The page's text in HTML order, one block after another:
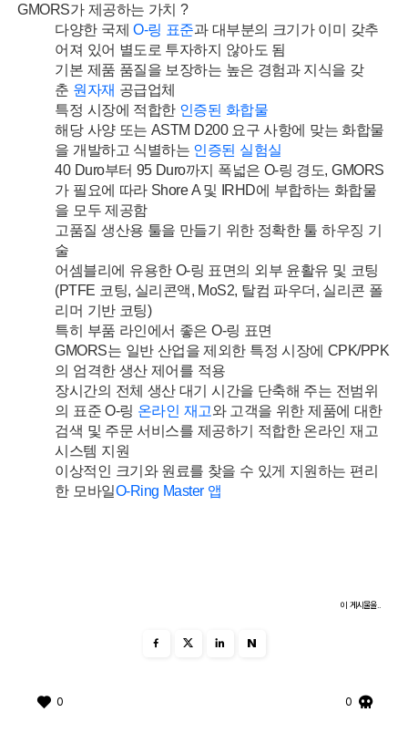
GMORS가 제공하는 가치 ?
다양한 국제O-링 표준과 대부분의 크기가 이미 갖추
어져 있어 별도로 투자하지 않아도 됨
기본 제품 품질을 보장하는 높은 경험과 지식을 갖
춘 원자재 공급업체
특정 시장에 적합한 인증된 화합물
해당 사양 또는 ASTM D200 요구 사항에 맞는 화합물
을 개발하고 식별하는 인증된 실험실
40 Duro부터 95 Duro까지 폭넓은 O-링 경도, GMORS
가 필요에 따라 Shore A 및 IRHD에 부합하는 화합물
을 모두 제공함
고품질 생산용 툴을 만들기 위한 정확한 툴 하우징 기
술
어셈블리에 유용한 O-링 표면의 외부 윤활유 및 코팅
(PTFE 코팅, 실리콘액, MoS2, 탈컴 파우더, 실리콘 폴
리머 기반 코팅)
특히 부품 라인에서 좋은 O-링 표면
GMORS는 일반 산업을 제외한 특정 시장에 CPK/PPK
의 엄격한 생산 제어를 적용
장시간의 전체 생산 대기 시간을 단축해 주는 전범위
의 표준 O-링 온라인 재고와 고객을 위한 제품에 대한
검색 및 주문 서비스를 제공하기 적합한 온라인 재고
시스템 지원
이상적인 크기와 원료를 찾을 수 있게 지원하는 편리
한 모바일O-Ring Master 앱
이 게시물을..
N
0 0